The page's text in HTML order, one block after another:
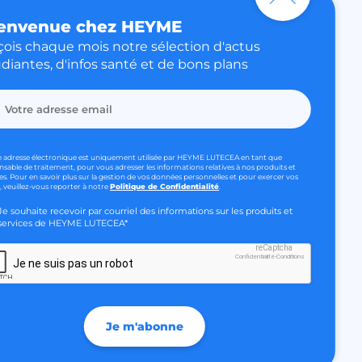
avec MédecinDirect.
Responsabilité
chez HEYME
chaque mois notre sélection d'actus
d'infos santé et de bons plans
adresse électronique est uniquement utilisée par HEYME LUTECEA en tant que
de traitement, pour vous adresser les informations relatives à nos produits et
Pour en savoir plus sur la gestion de vos données personnelles et pour exercer vos
veuillez-vous reporter à notrePolitique de Confidentialité.
souhaite recevoir par courriel des informations sur les produits et
de HEYME LUTECEA*
Je ne suis pas un robot
reCaptcha
Confidentialité-Conditions
Je m'abonne
de la
du site
faire la
pour le site
rapports valides
Web.
de tests multi-
outil utilisé pour
Web de trouver
du site.
aider à la sécurité